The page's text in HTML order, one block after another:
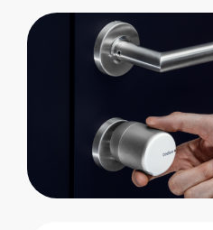
宿泊施設で
ビジネスで
Tedee PRO
Accessories
サポート
お近くの
ログ